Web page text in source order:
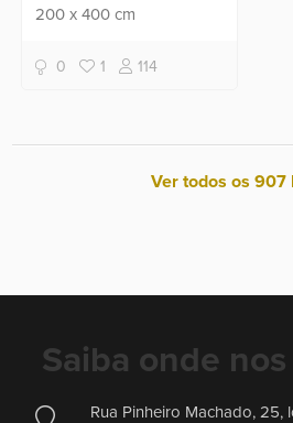
200x 400cm
0 1 114
Ver todos os 907
Saiba onde
Rua Pinheiro Machado, 25,